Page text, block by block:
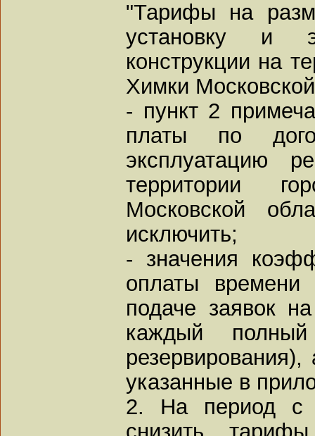
"Тарифы на
установку и
конструкции на
Химки
- пункт 2
платы по
эксплуатацию
территории
Московской
исключить;
- значения
оплаты времени
подаче заявок
каждый
указанные в
2. На период с
снизить